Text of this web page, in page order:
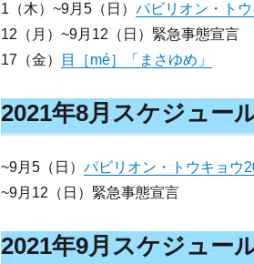
1（木）~9月5（日） パビリオン・ト
12（月）~9月12（日）緊急事態宣言
17（金）
目［mé］「まさゆめ」
2021年8月スケジュー
~9月5（日） パビリオン・トウキョウ
~9月12（日）緊急事態宣言
2021年9月スケジュー